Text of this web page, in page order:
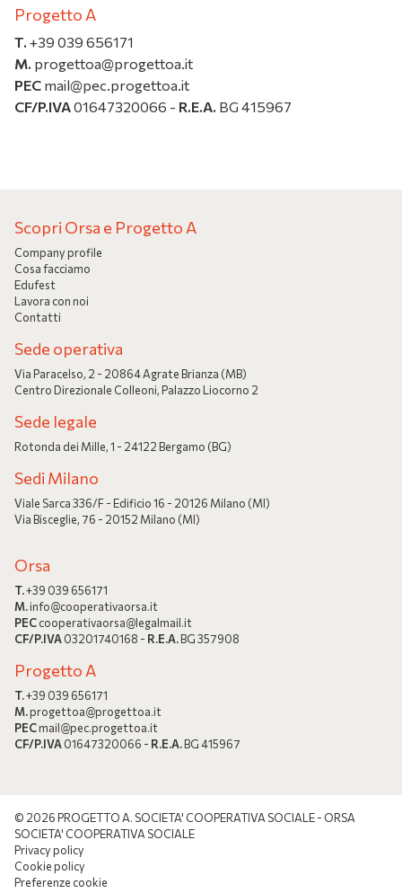
Progetto A
T. +39 039 656171
M. progettoa@progettoa.it
PEC mail@pec.progettoa.it
CF/P.IVA 01647320066 - R.E.A. BG 415967
Scopri Orsa e Progetto A
Company profile
Cosa facciamo
Edufest
Lavora con noi
Contatti
Sede operativa
Via Paracelso, 2 - 20864 Agrate Brianza (MB)
Centro Direzionale Colleoni, Palazzo Liocorno 2
Sede legale
Rotonda dei Mille, 1 - 24122 Bergamo (BG)
Sedi Milano
Viale Sarca 336/F - Edificio 16 - 20126 Milano (MI)
Via Bisceglie, 76 - 20152 Milano (MI)
Orsa
T.+39 039 656171
M.info@cooperativaorsa.it
PECcooperativaorsa@legalmail.it
CF/P.IVA03201740168 - R.E.A.BG 357908
Progetto A
T.+39 039 656171
M.progettoa@progettoa.it
PECmail@pec.progettoa.it
CF/P.IVA01647320066 - R.E.A.BG 415967
© 2026 PROGETTO A. SOCIETA' COOPERATIVA SOCIALE - ORSA
SOCIETA' COOPERATIVA SOCIALE
Privacy policy
Cookie policy
Preferenze cookie